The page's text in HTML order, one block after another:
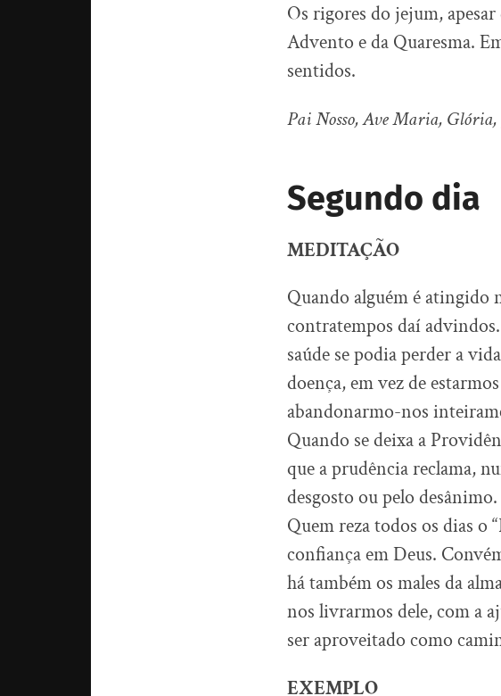
Os rigores do jejum,
Advento e da Quaresma.
sentidos.
Pai Nosso, Ave Maria, Glória,
Segundo dia
MEDITAÇÃO
Quando alguém é atingido
contratempos daí
saúde se podia perder a
doença, em vez de
abandonarmo-nos
Quando se deixa a
que a prudência reclama,
desgosto ou pelo desânimo.
Quem reza todos os dias o
confiança em Deus.
há também os males da
nos livrarmos dele, com a
ser aproveitado como
EXEMPLO